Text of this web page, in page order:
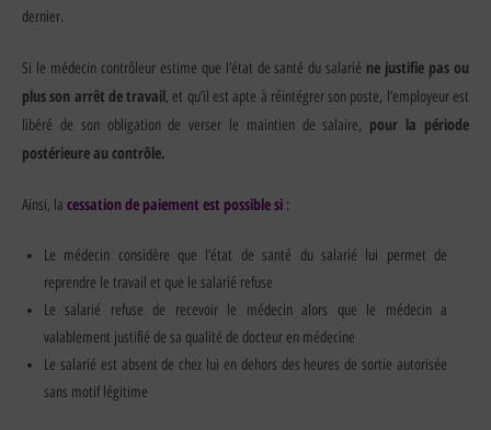
dernier.
Si le médecin contrôleur estime que l’état de santé du salarié ne justifie pas ou
plus son arrêt de travail, et qu’il est apte à réintégrer son poste, l’employeur est
libéré de son obligation de verser le maintien de salaire, pour la période
postérieure au contrôle.
Ainsi, la cessation de paiement est possible si :
Le médecin considère que l’état de santé du salarié lui permet de
reprendre le travail et que le salarié refuse
Le salarié refuse de recevoir le médecin alors que le médecin a
valablement justifié de sa qualité de docteur en médecine
Le salarié est absent de chez lui en dehors des heures de sortie autorisée
sans motif légitime